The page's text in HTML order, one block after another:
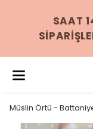
256 BIT
Müslin Örtü -